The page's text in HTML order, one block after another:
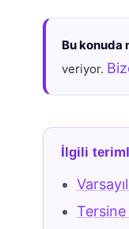
Bu konuda
veriyor.
İlgili